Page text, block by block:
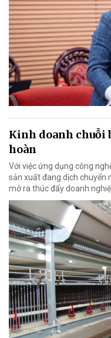
Kinh doanh chuỗi
hoàn
Với việc ứng dụng công
sản xuất đang dịch chuyển
mở ra thúc đẩy doanh